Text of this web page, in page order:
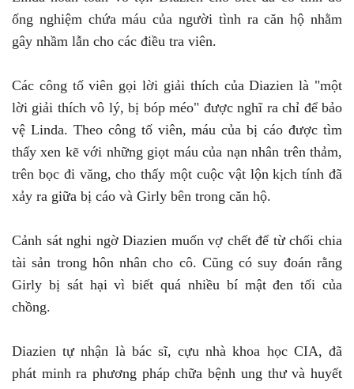
ống nghiệm chứa máu của người tình ra căn hộ nhằm
gây nhầm lẫn cho các điều tra viên.
Các công tố viên gọi lời giải thích của Diazien là "một
lời giải thích vô lý, bị bóp méo" được nghĩ ra chỉ để bảo
vệ Linda. Theo công tố viên, máu của bị cáo được tìm
thấy xen kẽ với những giọt máu của nạn nhân trên thảm,
trên bọc đi văng, cho thấy một cuộc vật lộn kịch tính đã
xảy ra giữa bị cáo và Girly bên trong căn hộ.
Cảnh sát nghi ngờ Diazien muốn vợ chết để từ chối chia
tài sản trong hôn nhân cho cô. Cũng có suy đoán rằng
Girly bị sát hại vì biết quá nhiều bí mật đen tối của
chồng.
Diazien tự nhận là bác sĩ, cựu nhà khoa học CIA, đã
phát minh ra phương pháp chữa bệnh ung thư và huyết